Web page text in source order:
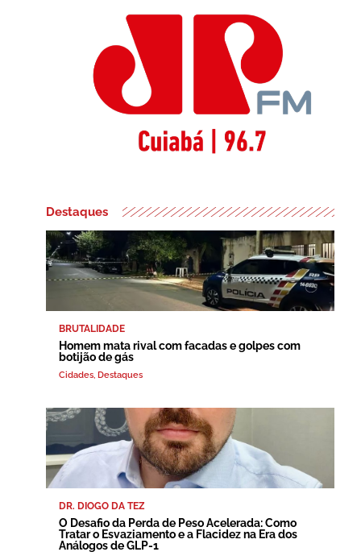
Destaques
BRUTALIDADE
Homem mata rival com facadas e golpes com
botijão de gás
Cidades, Destaques
DR. DIOGO DA TEZ
O Desafio da Perda de Peso Acelerada: Como
Tratar o Esvaziamento e a Flacidez na Era dos
Análogos de GLP-1